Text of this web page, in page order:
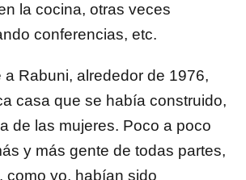
la cocina, otras veces
conferencias, etc.
a Rabuni, alrededor de 1976,
casa que se había construido,
de las mujeres. Poco a poco
y más gente de todas partes,
como yo, habían sido